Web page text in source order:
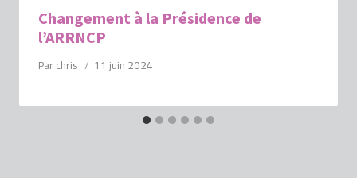
Changement à la Présidence de
l’ARRNCP
Par chris 11 juin 2024